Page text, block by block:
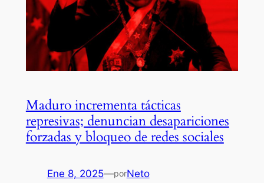
Maduro incrementa tácticas
represivas; denuncian desapariciones
forzadas y bloqueo de redes sociales
Ene 8, 2025—porNeto